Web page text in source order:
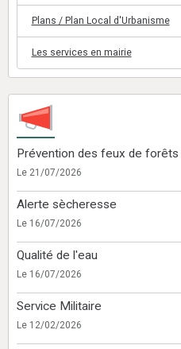
Plans / Plan Local d'Urbanisme
Les services en mairie
Prévention des feux de
Le 21/07/2026
Alerte sècheresse
Le 16/07/2026
Qualité de l'eau
Le 16/07/2026
Service Militaire
Le 12/02/2026